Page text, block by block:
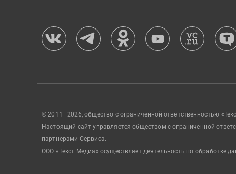
© 2011—2026, общество с ограниченной ответственностью
Настоящий сайт управляется обществом с ограниченной
партнерами Сервиса.
ООО «Текст Медиа» осуществляет деятельность по обработке